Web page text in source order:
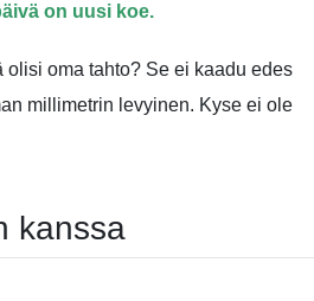
on uusi koe.
oma tahto? Se ei kaadu edes
millimetrin levyinen. Kyse ei ole
kanssa